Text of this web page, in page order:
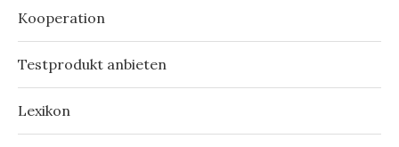
Kooperation
Testprodukt anbieten
Lexikon